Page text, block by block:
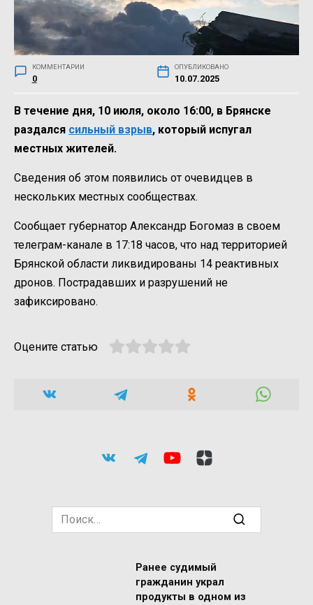
КОММЕНТАРИИ
0
ОПУБЛИКОВАНО
10.07.2025
В течение дня, 10 июля, около 16:00, в Брянске
раздался сильный взрыв, который испугал
местных жителей.
Сведения об этом появились от очевидцев в
нескольких местных сообществах.
Сообщает губернатор Александр Богомаз в своем
телеграм-канале в 17:18 часов, что над территорией
Брянской области ликвидированы 14 реактивных
дронов. Пострадавших и разрушений не
зафиксировано.
Оцените статью
Search
for:
Ранее судимый
гражданин украл
продукты в одном из